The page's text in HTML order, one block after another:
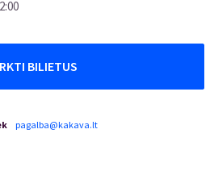
BILIETUS
pagalba@kakava.lt